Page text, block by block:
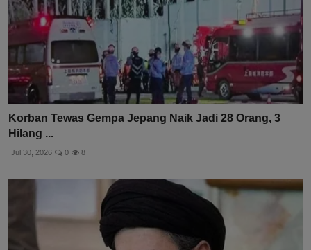
Korban Tewas Gempa Jepang Naik Jadi 28 Orang, 3
Hilang ...
Jul 30, 2026 0 8